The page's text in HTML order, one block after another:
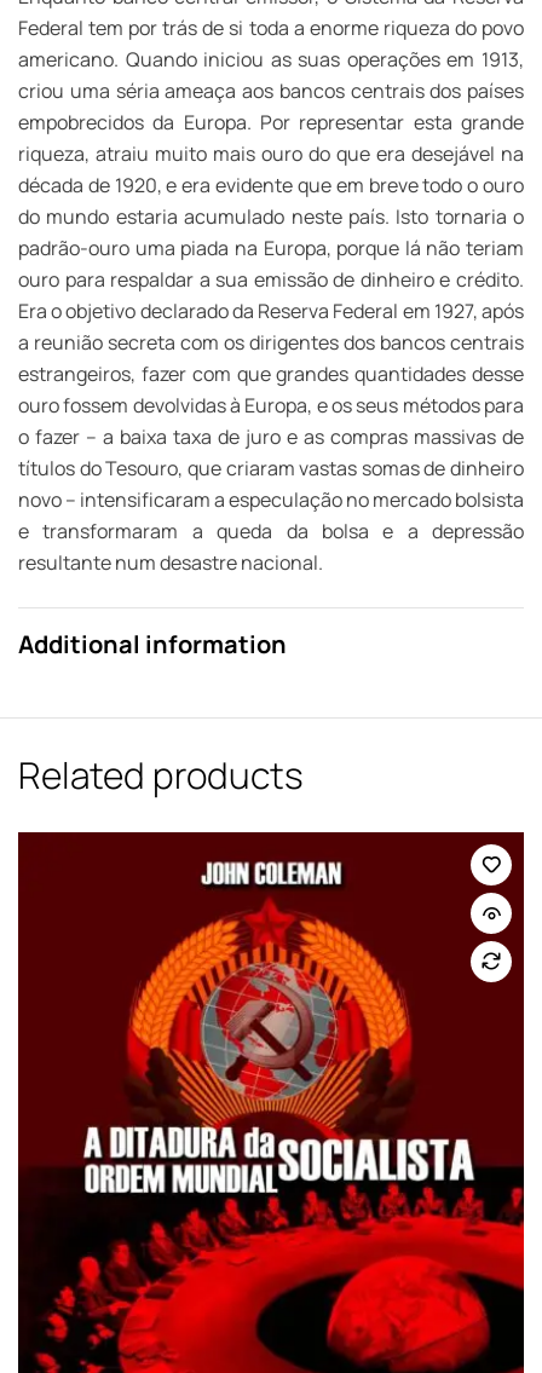
Federal tem por trás de si toda a enorme riqueza do povo
americano. Quando iniciou as suas operações em 1913,
criou uma séria ameaça aos bancos centrais dos países
empobrecidos da Europa. Por representar esta grande
riqueza, atraiu muito mais ouro do que era desejável na
década de 1920, e era evidente que em breve todo o ouro
do mundo estaria acumulado neste país. Isto tornaria o
padrão-ouro uma piada na Europa, porque lá não teriam
ouro para respaldar a sua emissão de dinheiro e crédito.
Era o objetivo declarado da Reserva Federal em 1927, após
a reunião secreta com os dirigentes dos bancos centrais
estrangeiros, fazer com que grandes quantidades desse
ouro fossem devolvidas à Europa, e os seus métodos para
o fazer – a baixa taxa de juro e as compras massivas de
títulos do Tesouro, que criaram vastas somas de dinheiro
novo – intensificaram a especulação no mercado bolsista
e transformaram a queda da bolsa e a depressão
resultante num desastre nacional.
Additional information
Related products